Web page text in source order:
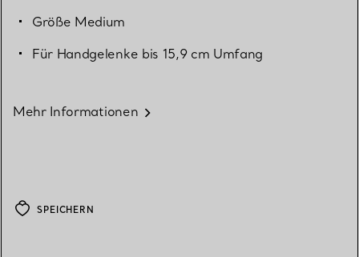
Größe Medium
Für Handgelenke bis 15,9 cm Umfang
Mehr Informationen
SPEICHERN